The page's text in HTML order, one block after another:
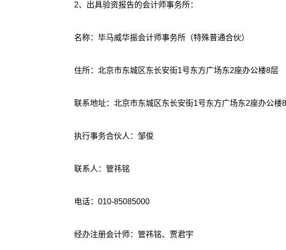
2、出具验资报告的会计师事务所：
名称：毕马威华振会计师事务所（特殊普通合伙）
住所：北京市东城区东长安街1号东方广场东2座办公楼8层
联系地址：北京市东城区东长安街1号东方广场东2座办公楼
执行事务合伙人：邹俊
联系人：管祎铭
电话：010-85085000
经办注册会计师：管祎铭、贾君宇